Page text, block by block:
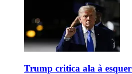
Trump critica ala à